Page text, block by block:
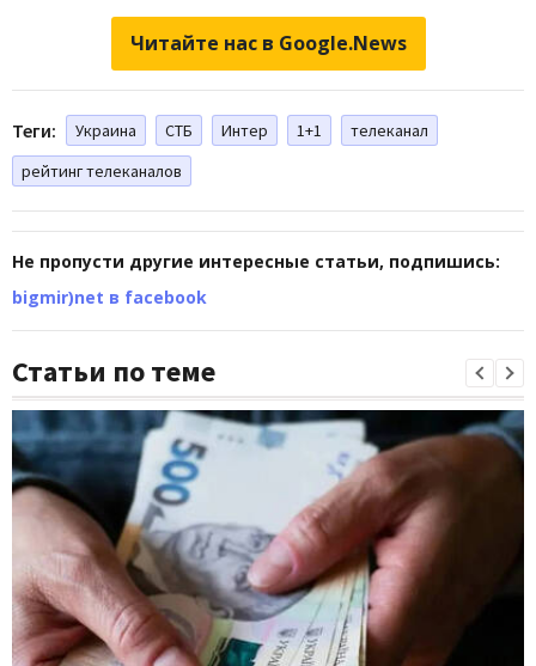
Читайте нас в Google.News
Теги: Украина СТБ Интер 1+1
телеканал
рейтинг телеканалов
Не пропусти другие интересные статьи, подпишись:
bigmir)net в facebook
Статьи по теме